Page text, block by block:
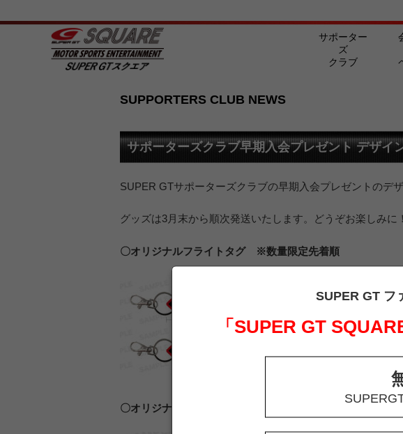
サポーター
ズ
クラブ
SUPPORTERS CLUB NEWS
サポーターズクラブ早期入会プレゼント デザイ
SUPER GTサポーターズクラブの早期入会プレゼントのデ
グッズは3月末から順次発送いたします。どうぞお楽しみに！
〇オリジナルフライトタグ ※数量限定先着順
〇オリジナルステッカー ※3月末までのご入会の方 数量限
SUPER GT フ
「SUPER GT